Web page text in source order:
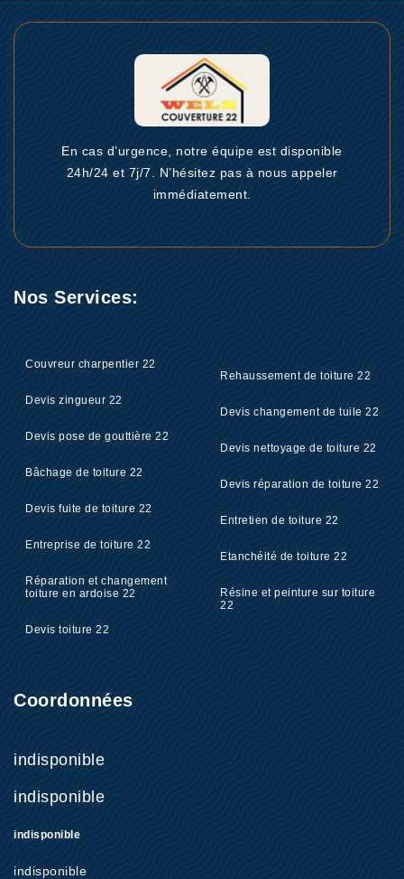
En cas d’urgence, notre équipe est disponible
24h/24 et 7j/7. N’hésitez pas à nous appeler
immédiatement.
Nos Services:
Couvreur charpentier 22
Devis zingueur 22
Devis pose de gouttière 22
Bâchage de toiture 22
Devis fuite de toiture 22
Entreprise de toiture 22
Réparation et changement
toiture en ardoise 22
Devis toiture 22
Rehaussement de toiture 22
Devis changement de tuile 22
Devis nettoyage de toiture 22
Devis réparation de toiture 22
Entretien de toiture 22
Etanchéité de toiture 22
Résine et peinture sur toiture
22
Coordonnées
indisponible
indisponible
indisponible
indisponible